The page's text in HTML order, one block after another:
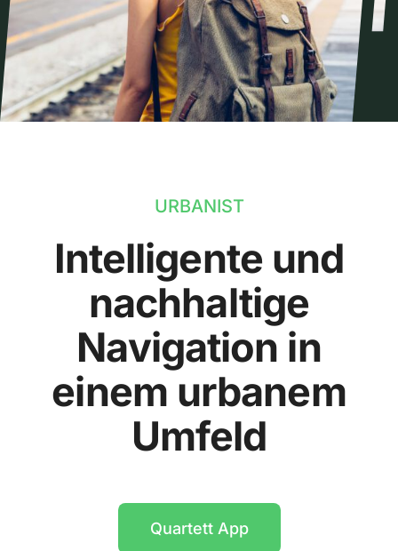
URBANIST
Intelligente und
nachhaltige
Navigation in
einem urbanem
Umfeld
Quartett App